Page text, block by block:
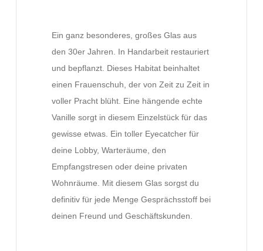
Ein ganz besonderes, großes Glas aus
den 30er Jahren. In Handarbeit restauriert
und bepflanzt. Dieses Habitat beinhaltet
einen Frauenschuh, der von Zeit zu Zeit in
voller Pracht blüht. Eine hängende echte
Vanille sorgt in diesem Einzelstück für das
gewisse etwas. Ein toller Eyecatcher für
deine Lobby, Warteräume, den
Empfangstresen oder deine privaten
Wohnräume. Mit diesem Glas sorgst du
definitiv für jede Menge Gesprächsstoff bei
deinen Freund und Geschäftskunden.